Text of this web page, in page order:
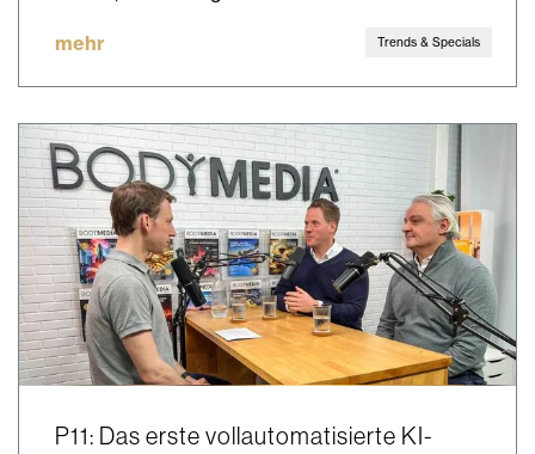
mehr Trends & Specials
P11: Das erste vollautomatisierte KI-